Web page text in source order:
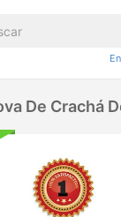
De Crachá